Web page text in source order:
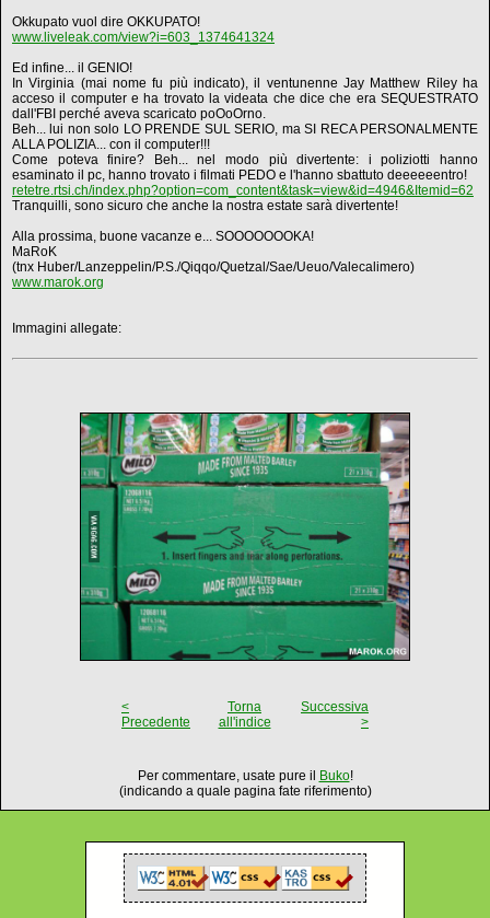
Okkupato vuol dire OKKUPATO!
www.liveleak.com/view?i=603_1374641324
Ed infine... il GENIO!
In Virginia (mai nome fu più indicato), il ventunenne Jay Matthew Riley ha
acceso il computer e ha trovato la videata che dice che era SEQUESTRATO
dall'FBI perché aveva scaricato poOoOrno.
Beh... lui non solo LO PRENDE SUL SERIO, ma SI RECA PERSONALMENTE
ALLA POLIZIA... con il computer!!!
Come poteva finire? Beh... nel modo più divertente: i poliziotti hanno
esaminato il pc, hanno trovato i filmati PEDO e l'hanno sbattuto deeeeeentro!
retetre.rtsi.ch/index.php?option=com_content&task=view&id=4946&Itemid=62
Tranquilli, sono sicuro che anche la nostra estate sarà divertente!
Alla prossima, buone vacanze e... SOOOOOOOKA!
MaRoK
(tnx Huber/Lanzeppelin/P.S./Qiqqo/Quetzal/Sae/Ueuo/Valecalimero)
www.marok.org
Immagini allegate:
<
Precedente
Torna
all'indice
Successiva
>
Per commentare, usate pure il Buko!
(indicando a quale pagina fate riferimento)